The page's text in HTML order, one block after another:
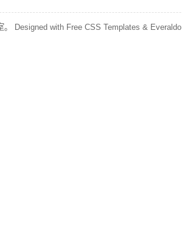
Designed with Free CSS Templates & Everaldo